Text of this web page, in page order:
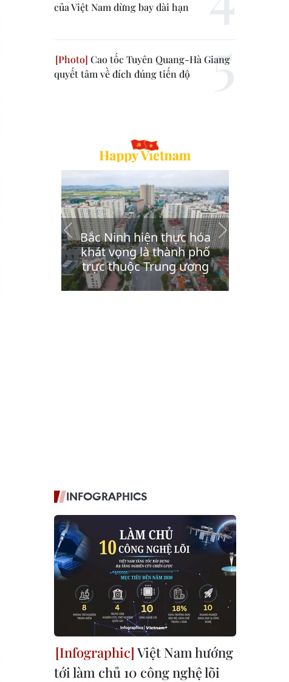
của Việt Nam dừng bay dài hạn
Cao tốc Tuyên Quang-Hà Giang
quyết tâm về đích đúng tiến độ
INFOGRAPHICS
Việt Nam hướng
tới làm chủ 10 công nghệ lõi